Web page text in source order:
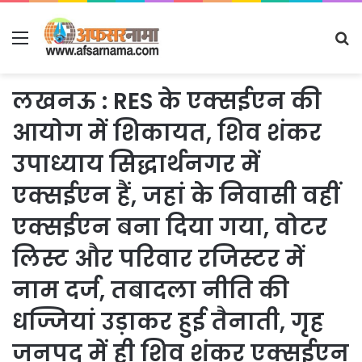
Menu
लखनऊ : RES के एक्सईएन की
आयोग में शिकायत, शिव शंकर
उपाध्याय सिद्धार्थनगर में
एक्सईएन हैं, जहां के निवासी वहीं
एक्सईएन बना दिया गया, वोटर
लिस्ट और परिवार रजिस्टर में
नाम दर्ज, तबादला नीति की
धज्जियां उड़ाकर हुई तैनाती, गृह
जनपद में ही शिव शंकर एक्सईएन